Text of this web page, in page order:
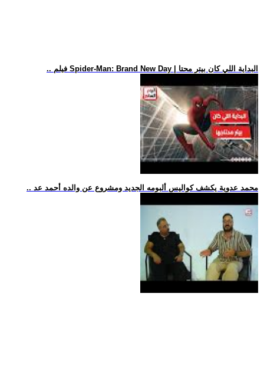
.. فيلم Spider-Man: Brand New Day | البداية اللي كان بيتر محتا
.. محمد عدوية يكشف كواليس ألبومه الجديد ومشروع عن والده أحمد عد